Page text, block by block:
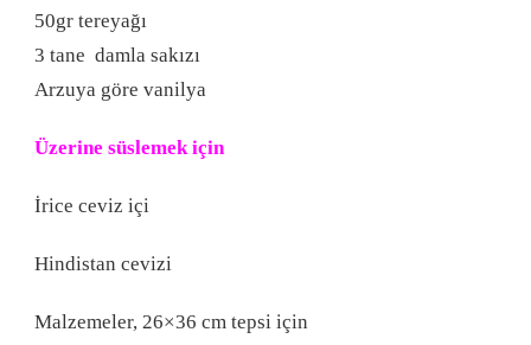
50gr tereyağı
3 tane damla sakızı
Arzuya göre vanilya
Üzerine süslemek için
İrice ceviz içi
Hindistan cevizi
Malzemeler, 26×36 cm tepsi için